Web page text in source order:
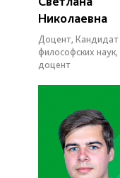
Николаевна
Доцент, Кандидат
философских наук,
доцент